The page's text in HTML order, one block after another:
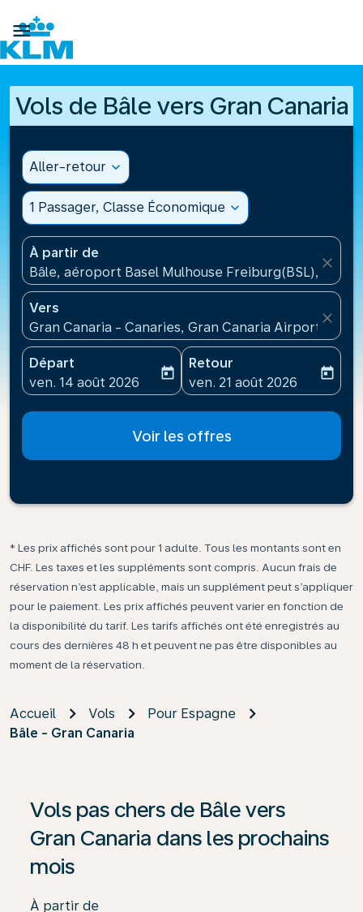

Vols de Bâle vers Gran Canaria
Aller-retour expand_more
1 Passager, Classe Économique expand_more
À partir de
Bâle, aéroport Basel Mulhouse Freiburg(BSL), Suisse
close
Vers
Gran Canaria - Canaries, Gran Canaria Airport(LPA),
close
Départ
fc-booking-departure-date-aria-label
ven. 14 août 2026
today
Retour
fc-booking-return-date-
ven. 21 août 2026
today
Voir les offres
* Les prix affichés sont pour 1 adulte. Tous les montants sont en
CHF. Les taxes et les suppléments sont compris. Aucun frais de
réservation n’est applicable, mais un supplément peut s’appliquer
pour le paiement. Les prix affichés peuvent varier en fonction de
la disponibilité du tarif. Les tarifs affichés ont été enregistrés au
cours des dernières 48 h et peuvent ne pas être disponibles au
moment de la réservation.
Accueil Vols
Pour Espagne
Bâle - Gran Canaria
Vols pas chers de Bâle vers
Gran Canaria dans les prochains
mois
À partir de
Si aucun résultat n’est disponible, cliquez sur «